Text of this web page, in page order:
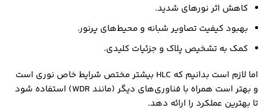
کاهش اثر نورهای شدید.
بهبود کیفیت تصاویر شبانه و محیط‌های پرنور.
کمک به تشخیص پلاک و جزئیات کلیدی.
اما لازم است بدانیم که HLC بیشتر مختص شرایط خاص نوری است
و بهتر است همراه با فناوری‌های دیگر (مانند WDR) استفاده شود
تا بهترین عملکرد را ارائه دهد.